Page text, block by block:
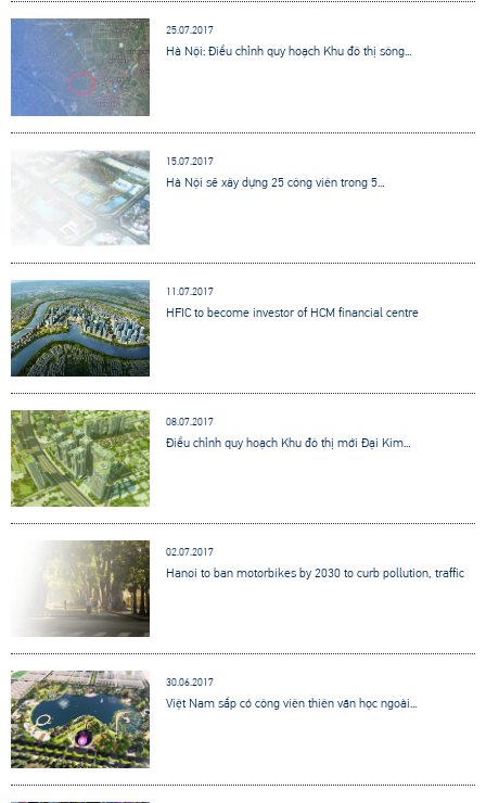
25.07.2017
Hà Nội: Điều chỉnh quy hoạch Khu đô thị sông...
15.07.2017
Hà Nội sẽ xây dựng 25 công viên trong 5...
11.07.2017
HFIC to become investor of HCM financial centre
08.07.2017
Điều chỉnh quy hoạch Khu đô thị mới Đại Kim...
02.07.2017
Hanoi to ban motorbikes by 2030 to curb pollution, traffic
30.06.2017
Việt Nam sắp có công viên thiên văn học ngoài...